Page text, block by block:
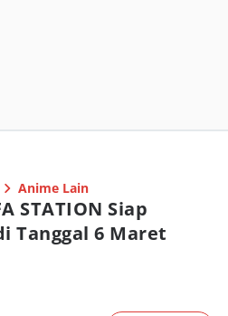
Anime Lain
STATION Siap
Tanggal 6 Maret